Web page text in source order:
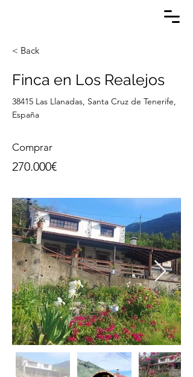
< Back
Finca en Los Realejos
38415 Las Llanadas, Santa Cruz de Tenerife,
España
Comprar
270.000€